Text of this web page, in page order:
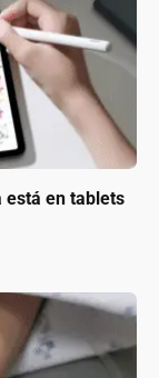
está en tablets